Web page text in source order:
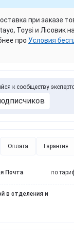
Оплата Гарантия
Почта по
в отделения и
при заказе
Toysi и Лісовик
про Условия
к сообществу